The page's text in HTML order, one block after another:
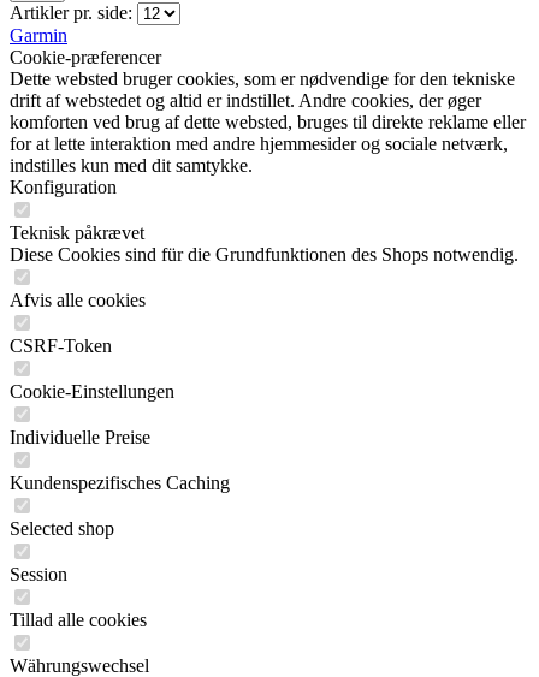
Artikler pr. side:
Garmin
Cookie-præferencer
Dette websted bruger cookies, som er nødvendige for den tekniske
drift af webstedet og altid er indstillet. Andre cookies, der øger
komforten ved brug af dette websted, bruges til direkte reklame eller
for at lette interaktion med andre hjemmesider og sociale netværk,
indstilles kun med dit samtykke.
Konfiguration
Teknisk påkrævet
Diese Cookies sind für die Grundfunktionen des Shops notwendig.
Afvis alle cookies
CSRF-Token
Cookie-Einstellungen
Individuelle Preise
Kundenspezifisches Caching
Selected shop
Session
Tillad alle cookies
Währungswechsel